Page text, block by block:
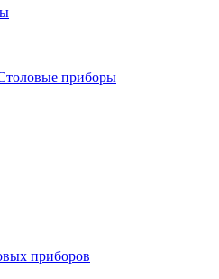
приборы
приборов